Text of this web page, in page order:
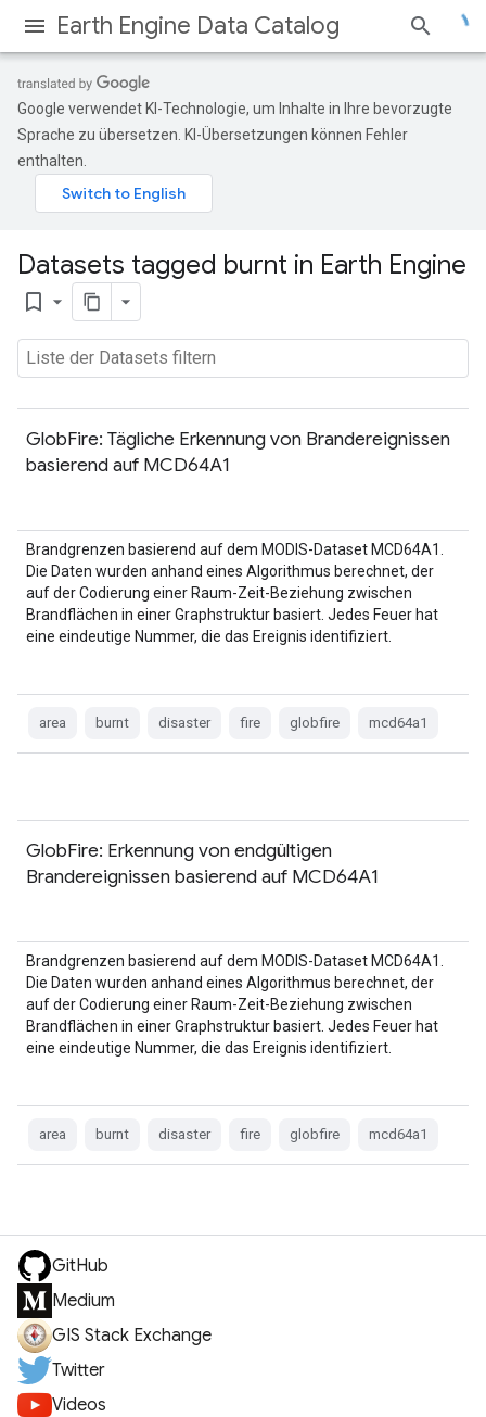
Earth Engine Data Catalog
Google verwendet KI-Technologie, um Inhalte in Ihre bevorzugte
Sprache zu übersetzen. KI-Übersetzungen können Fehler
enthalten.
Datasets tagged burnt in Earth Engine
bookmark_border
GlobFire: Tägliche Erkennung von Brandereignissen
basierend auf MCD64A1
Brandgrenzen basierend auf dem MODIS-Dataset MCD64A1.
Die Daten wurden anhand eines Algorithmus berechnet, der
auf der Codierung einer Raum-Zeit-Beziehung zwischen
Brandflächen in einer Graphstruktur basiert. Jedes Feuer hat
eine eindeutige Nummer, die das Ereignis identifiziert.
area burnt disaster fire globfire mcd64a1
GlobFire: Erkennung von endgültigen
Brandereignissen basierend auf MCD64A1
Brandgrenzen basierend auf dem MODIS-Dataset MCD64A1.
Die Daten wurden anhand eines Algorithmus berechnet, der
auf der Codierung einer Raum-Zeit-Beziehung zwischen
Brandflächen in einer Graphstruktur basiert. Jedes Feuer hat
eine eindeutige Nummer, die das Ereignis identifiziert.
area burnt disaster fire globfire mcd64a1
GitHub
Medium
GIS Stack Exchange
Twitter
Videos